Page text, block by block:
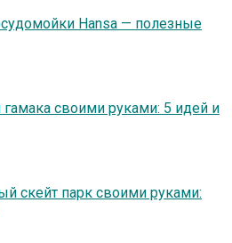
Hansa — полезные
гамака своими руками: 5 идей и
скейт парк своими руками: